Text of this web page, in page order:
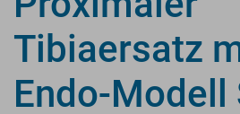
Tibiaersatz
Endo-Modell